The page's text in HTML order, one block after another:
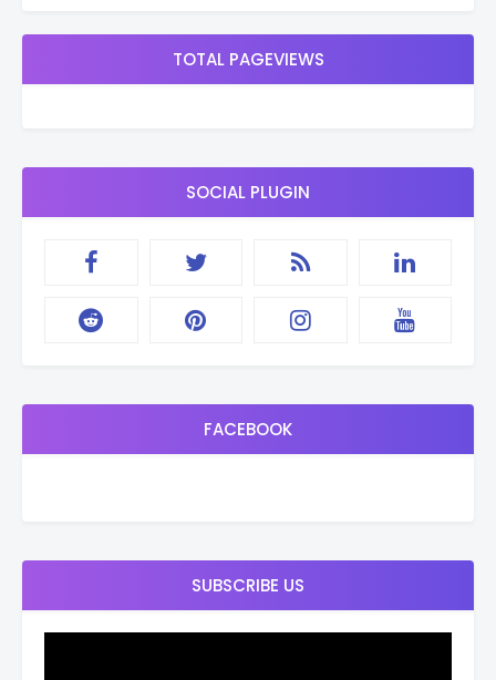
TOTAL PAGEVIEWS
SOCIAL PLUGIN
FACEBOOK
SUBSCRIBE US